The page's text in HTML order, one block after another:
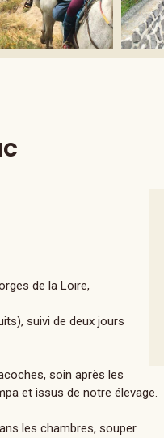
de la Loire,
suivi de deux jours
soin après les
et issus de notre élevage.
les chambres, souper.